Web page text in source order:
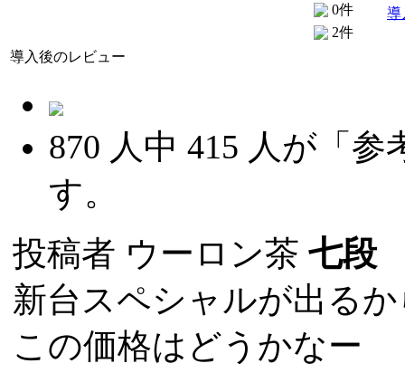
0件
2件
導
導入後のレビュー
870 人中 415 人が「参
す。
投稿者 ウーロン茶 七段
新台スペシャルが出る
この価格はどうかなー